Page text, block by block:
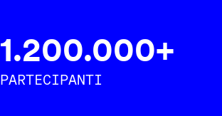
1.200.000+
PARTECIPANTI